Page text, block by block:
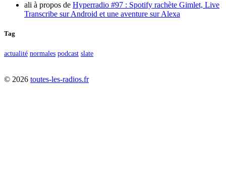
ali à propos de Hyperradio #97 : Spotify rachète Gimlet, Live
Transcribe sur Android et une aventure sur Alexa
Tag
actualité normales podcast slate
© 2026 toutes-les-radios.fr